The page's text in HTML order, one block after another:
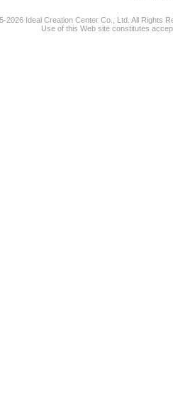
2026 Ideal Creation Center Co., Ltd. All Rights
Use of this Web site constitutes